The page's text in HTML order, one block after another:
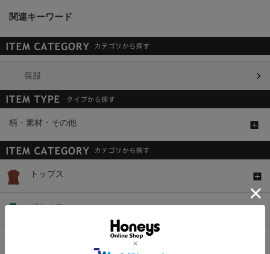
関連キーワード
喪服
柄・素材・その他
トップス
ボトムス